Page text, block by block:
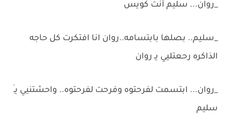
_روان... سليم أنت كويس
_سليم.. بصلها بابتسامه..روان انا افتكرت كل حاجه
الذاكره رحعتليي يـ روان
_روان... ابتسمت لفرحتوه وفرحت لفرحتوه.. واحشتنيي يـٰ
سليم